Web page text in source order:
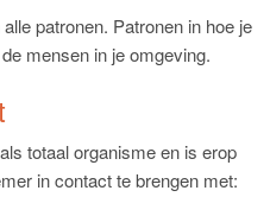
patronen. Patronen in hoe je
mensen in je omgeving.
totaal organisme en is erop
in contact te brengen met: